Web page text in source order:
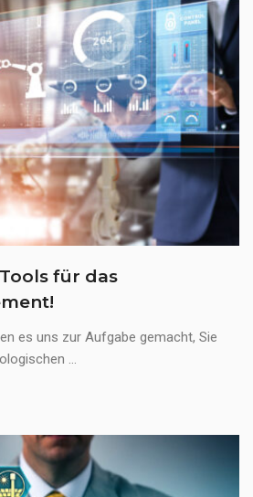
für das
es uns zur Aufgabe gemacht, Sie
...